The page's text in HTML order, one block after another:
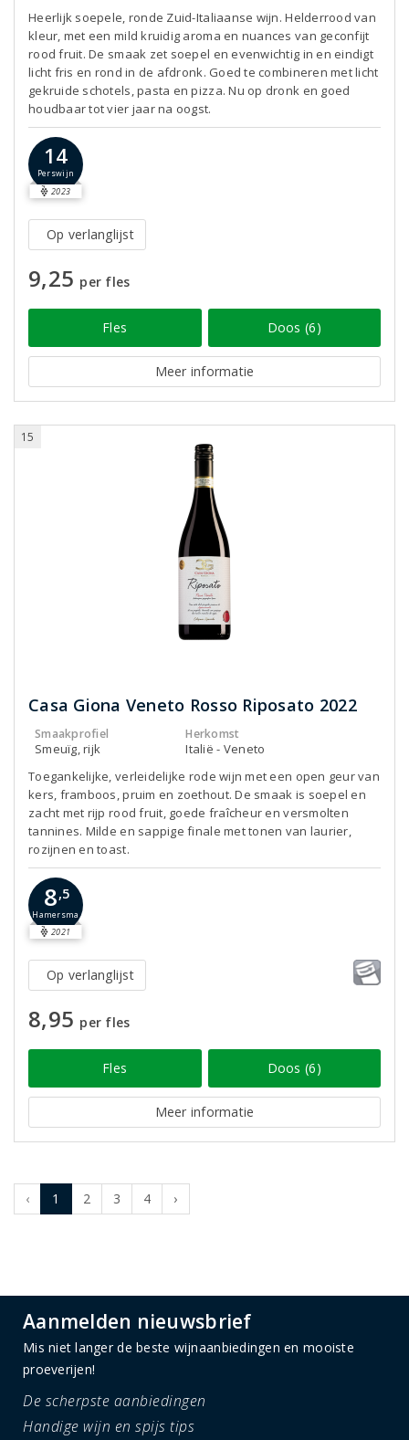
Heerlijk soepele, ronde Zuid-Italiaanse wijn. Helderrood van
kleur, met een mild kruidig aroma en nuances van geconfijt
rood fruit. De smaak zet soepel en evenwichtig in en eindigt
licht fris en rond in de afdronk. Goed te combineren met licht
gekruide schotels, pasta en pizza. Nu op dronk en goed
houdbaar tot vier jaar na oogst.
14
Perswijn
2023
Op verlanglijst
9,25 per fles
Fles Doos (6)
Meer informatie
15
Casa Giona Veneto Rosso Riposato 2022
Smaakprofiel
Smeuïg, rijk
Herkomst
Italië - Veneto
Toegankelijke, verleidelijke rode wijn met een open geur van
kers, framboos, pruim en zoethout. De smaak is soepel en
zacht met rijp rood fruit, goede fraîcheur en versmolten
tannines. Milde en sappige finale met tonen van laurier,
rozijnen en toast.
8,5
Hamersma
2021
Op verlanglijst
8,95 per fles
Fles Doos (6)
Meer informatie
‹ 1 2 3 4 ›
Aanmelden nieuwsbrief
Mis niet langer de beste wijnaanbiedingen en mooiste
proeverijen!
De scherpste aanbiedingen
Handige wijn en spijs tips